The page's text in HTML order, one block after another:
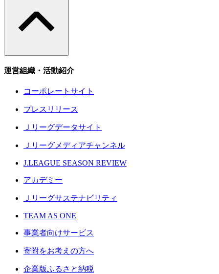
運営組織・活動紹介
コーポレートサイト
プレスリリース
Ｊリーグデータサイト
Ｊリーグメディアチャンネル
J.LEAGUE SEASON REVIEW
アカデミー
Ｊリーグサステナビリティ
TEAM AS ONE
事業者向けサービス
寄附をお考えの方へ
企業版ふるさと納税